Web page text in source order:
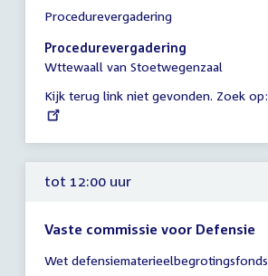
vergadering
11:15
-
uur
Procedurevergadering
Procedurevergadering
Wttewaall van Stoetwegenzaal
Kijk terug link niet gevonden. Zoek op:
tot 12:00 uur
Vaste commissie voor Defensie
vergadering
Wet defensiematerieelbegrotingsfonds